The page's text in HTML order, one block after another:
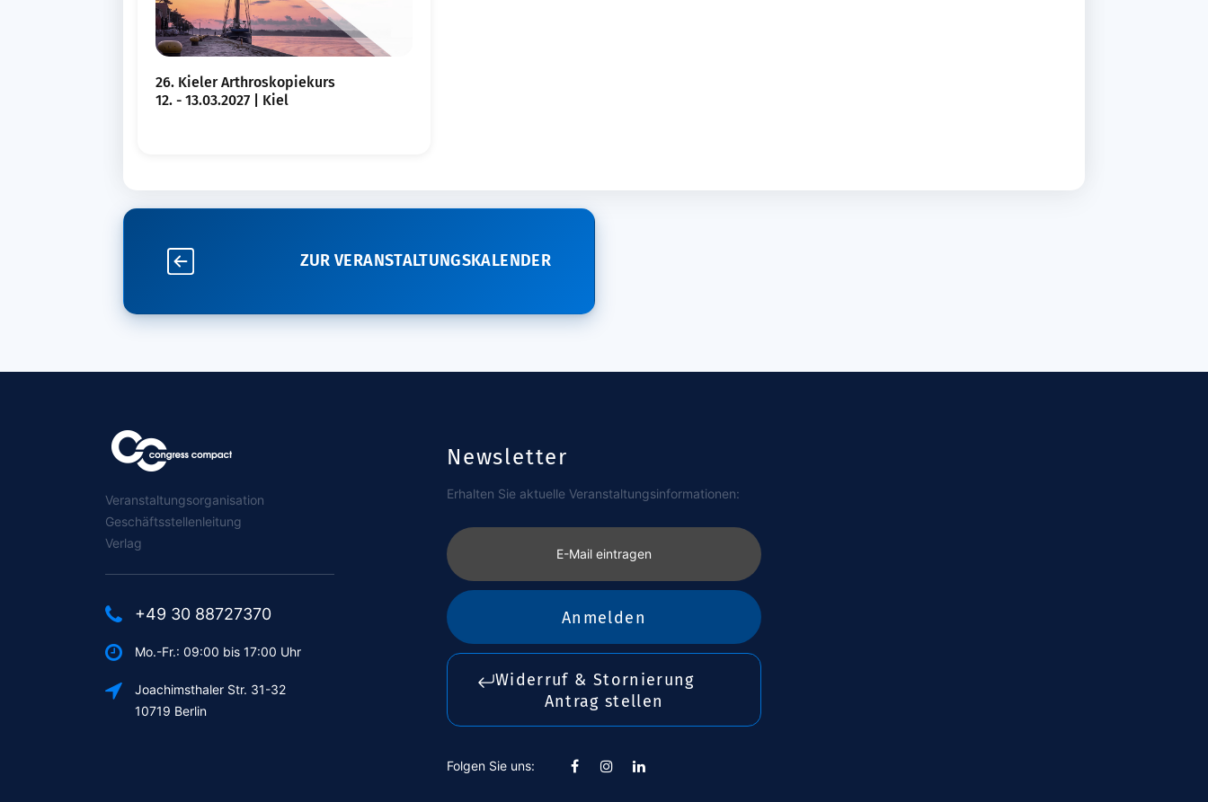
26. Kieler Arthroskopiekurs
12. - 13.03.2027 | Kiel
ZUR VERANSTALTUNGSKALENDER
Veranstaltungsorganisation
Geschäftsstellenleitung
Verlag
+49 30 88727370
Mo.-Fr.: 09:00 bis 17:00 Uhr
Joachimsthaler Str. 31-32
10719 Berlin
Newsletter
Erhalten Sie aktuelle Veranstaltungsinformationen:
E-Mail eintragen
Anmelden
Widerruf & Stornierung
Antrag stellen
Folgen Sie uns: